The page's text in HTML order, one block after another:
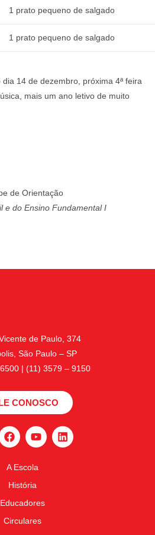
1 prato pequeno de salgado
1 prato pequeno de salgado
14 de dezembro, próxima 4ª feira
mais um ano letivo de muito
de Orientação
e do Ensino Fundamental I
de Paulo, 374
São Paulo – SP
| (11) 3579 – 9150
CONOSCO
A Escola
História
Educadores
Circulares